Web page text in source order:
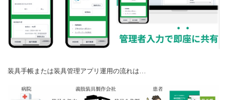
装具手帳または装具管理アプリ運用の流れは…